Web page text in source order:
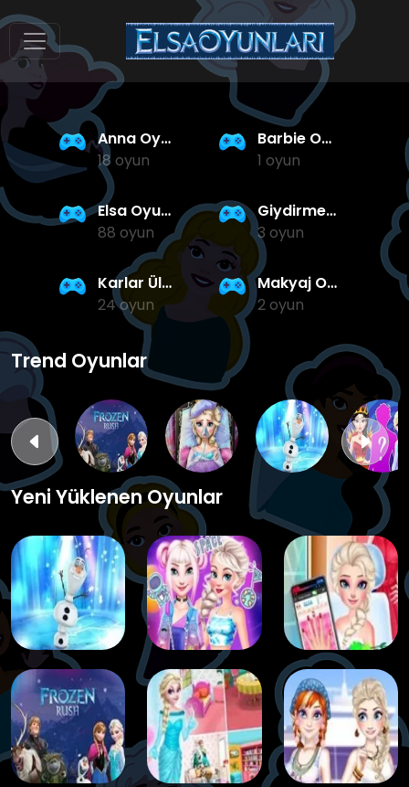
Anna Oyunları
18 oyun
Barbie Oyunları
1 oyun
Elsa Oyunları
88 oyun
Giydirme Oyunları
3 oyun
Karlar Ülkesi Oyunları
24 oyun
Makyaj Oyunları
2 oyun
Trend Oyunlar
Yeni Yüklenen Oyunlar